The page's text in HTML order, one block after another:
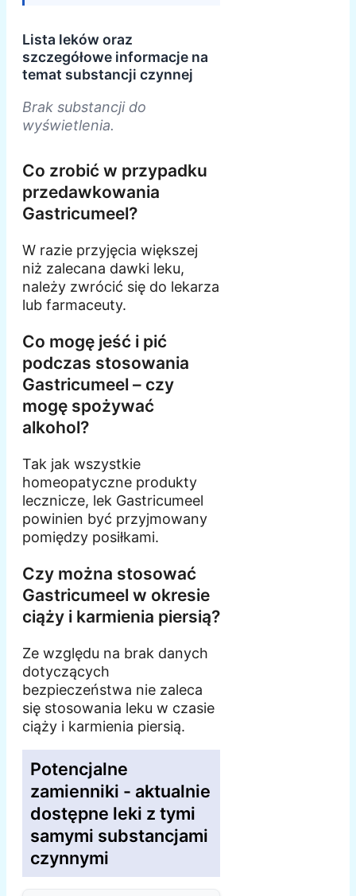
Lista leków oraz
szczegółowe informacje na
temat substancji czynnej
Brak substancji do
wyświetlenia.
Co zrobić w przypadku
przedawkowania
Gastricumeel?
W razie przyjęcia większej
niż zalecana dawki leku,
należy zwrócić się do lekarza
lub farmaceuty.
Co mogę jeść i pić
podczas stosowania
Gastricumeel – czy
mogę spożywać
alkohol?
Tak jak wszystkie
homeopatyczne produkty
lecznicze, lek Gastricumeel
powinien być przyjmowany
pomiędzy posiłkami.
Czy można stosować
Gastricumeel w okresie
ciąży i karmienia piersią?
Ze względu na brak danych
dotyczących
bezpieczeństwa nie zaleca
się stosowania leku w czasie
ciąży i karmienia piersią.
Potencjalne
zamienniki - aktualnie
dostępne leki z tymi
samymi substancjami
czynnymi